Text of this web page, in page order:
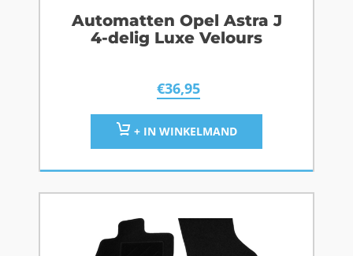
Automatten Opel Astra J
4-delig Luxe Velours
€36,95
+ IN WINKELMAND